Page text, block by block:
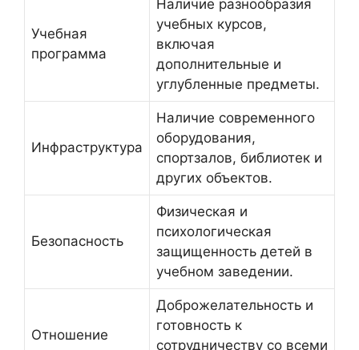
Учебная
программа
Наличие разнообразия
учебных курсов,
включая
дополнительные и
углубленные предметы.
Инфраструктура
Наличие современного
оборудования,
спортзалов, библиотек и
других объектов.
Безопасность
Физическая и
психологическая
защищенность детей в
учебном заведении.
Отношение
Доброжелательность и
готовность к
сотрудничеству со всеми